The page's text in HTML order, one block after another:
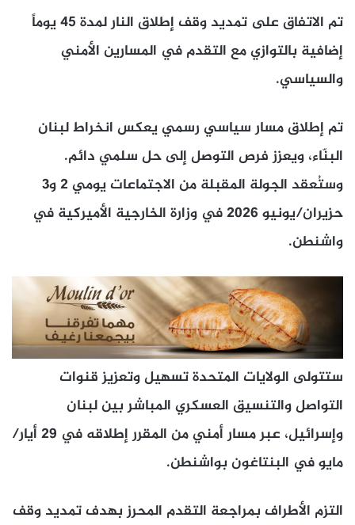
تم الاتفاق على تمديد وقف إطلاق النار لمدة 45 يوماً
إضافية بالتوازي مع التقدم في المسارين الأمني
والسياسي.
تم إطلاق مسار سياسي رسمي يعكس انخراط لبنان
البنّاء، ويعزز فرص التوصل إلى حل سلمي دائم.
وستُعقد الجولة المقبلة من الاجتماعات يومي 2 و3
حزيران/يونيو 2026 في وزارة الخارجية الأميركية في
واشنطن.
ستتولى الولايات المتحدة تسهيل وتعزيز قنوات
التواصل والتنسيق العسكري المباشر بين لبنان
وإسرائيل، عبر مسار أمني من المقرر إطلاقه في 29 أيار/
مايو في البنتاغون بواشنطن.
التزم الأطراف بمراجعة التقدم المحرز بهدف تمديد وقف